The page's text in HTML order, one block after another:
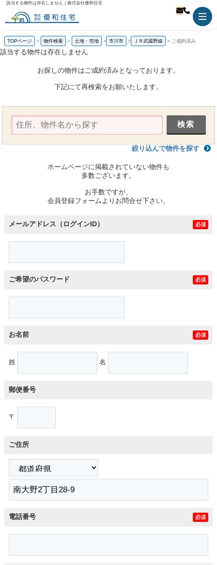
該当する物件は存在しません｜株式会社優和住宅
TOPページ 物件検索 土地・売地 市川市 ＪＲ武蔵野線 ご成約済み
該当する物件は存在しません
お探しの物件はご成約済みとなっております。
下記にて再検索をお願いたします。
絞り込んで物件を探す
ホームページに掲載されていない物件も
多数ございます。
お手数ですが、
会員登録フォームよりお問合せ下さい。
メールアドレス（ログインID） 必須
ご希望のパスワード 必須
お名前 必須
姓 名
郵便番号
〒
ご住所
電話番号 必須